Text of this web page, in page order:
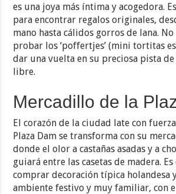
es una joya más íntima y acogedora.
para encontrar regalos originales,
mano hasta cálidos gorros de lana.
probar los ‘poffertjes’ (mini tortitas
dar una vuelta en su preciosa pista
libre.
Mercadillo de la
El corazón de la ciudad late con
Plaza Dam se transforma con su
donde el olor a castañas asadas y a
guiará entre las casetas de madera.
comprar decoración típica holandesa
ambiente festivo y muy familiar, con